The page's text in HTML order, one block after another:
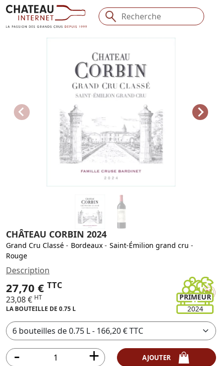
CHÂTEAU CORBIN 2024
Grand Cru Classé - Bordeaux - Saint-Émilion grand cru -
Rouge
PRIMEUR
2024
Description
27,70 € TTC
23,08 € HT
LA BOUTEILLE DE 0.75 L